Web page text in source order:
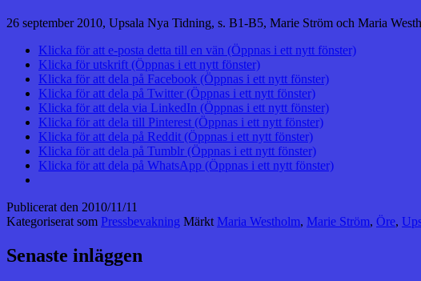
26 september 2010, Upsala Nya Tidning, s. B1-B5, Marie Ström och Maria
Klicka för att e-posta detta till en vän (Öppnas i ett nytt fönster)
Klicka för utskrift (Öppnas i ett nytt fönster)
Klicka för att dela på Facebook (Öppnas i ett nytt fönster)
Klicka för att dela på Twitter (Öppnas i ett nytt fönster)
Klicka för att dela via LinkedIn (Öppnas i ett nytt fönster)
Klicka för att dela till Pinterest (Öppnas i ett nytt fönster)
Klicka för att dela på Reddit (Öppnas i ett nytt fönster)
Klicka för att dela på Tumblr (Öppnas i ett nytt fönster)
Klicka för att dela på WhatsApp (Öppnas i ett nytt fönster)
Publicerat den 2010/11/11
Kategoriserat som Pressbevakning Märkt Maria Westholm, Marie Ström, Öre,
Senaste inläggen